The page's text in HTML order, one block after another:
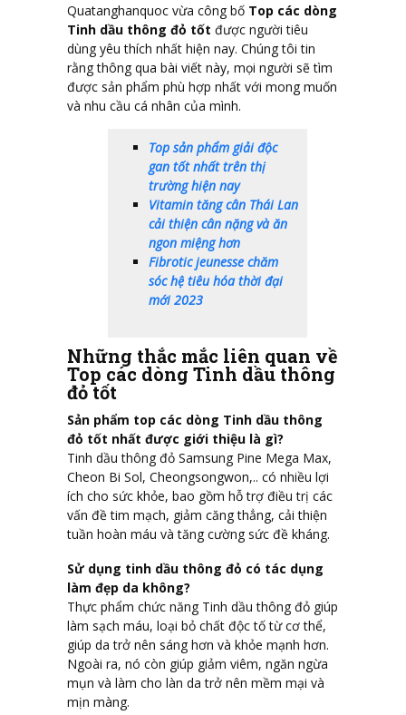
Quatanghanquoc vừa công bố Top các dòng
Tinh dầu thông đỏ tốt được người tiêu
dùng yêu thích nhất hiện nay. Chúng tôi tin
rằng thông qua bài viết này, mọi người sẽ tìm
được sản phẩm phù hợp nhất với mong muốn
và nhu cầu cá nhân của mình.
Top sản phẩm giải độc
gan tốt nhất trên thị
trường hiện nay
Vitamin tăng cân Thái Lan
cải thiện cân nặng và ăn
ngon miệng hơn
Fibrotic jeunesse chăm
sóc hệ tiêu hóa thời đại
mới 2023
Những thắc mắc liên quan về
Top các dòng Tinh dầu thông
đỏ tốt
Sản phẩm top các dòng Tinh dầu thông
đỏ tốt nhất được giới thiệu là gì?
Tinh dầu thông đỏ Samsung Pine Mega Max,
Cheon Bi Sol, Cheongsongwon,.. có nhiều lợi
ích cho sức khỏe, bao gồm hỗ trợ điều trị các
vấn đề tim mạch, giảm căng thẳng, cải thiện
tuần hoàn máu và tăng cường sức đề kháng.
Sử dụng tinh dầu thông đỏ có tác dụng
làm đẹp da không?
Thực phẩm chức năng Tinh dầu thông đỏ giúp
làm sạch máu, loại bỏ chất độc tố từ cơ thể,
giúp da trở nên sáng hơn và khỏe mạnh hơn.
Ngoài ra, nó còn giúp giảm viêm, ngăn ngừa
mụn và làm cho làn da trở nên mềm mại và
mịn màng.